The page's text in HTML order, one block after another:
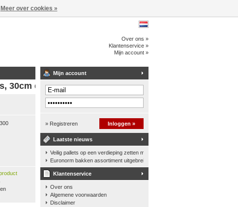
Over ons »
Klantenservice »
Mijn account »
30cm diep
Mijn account
» Registreren Inloggen »
Laatste nieuws
Veilig pallets op een verdieping zetten met een palletkantelhek
Euronorm bakken assortiment uitgebreid
Klantenservice
Over ons
Algemene voorwaarden
Disclaimer
Meer over cookies »